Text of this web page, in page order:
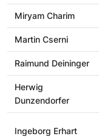
Miryam Charim
Martin Cserni
Raimund Deininger
Herwig
Dunzendorfer
Ingeborg Erhart